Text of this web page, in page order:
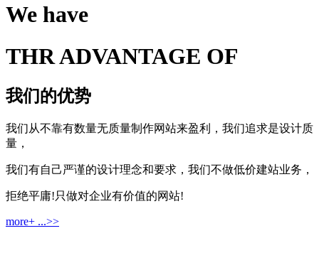
We have
THR ADVANTAGE OF
我们的优势
我们从不靠有数量无质量制作网站来盈利，我们追求是设计质
量，
我们有自己严谨的设计理念和要求，我们不做低价建站业务，
拒绝平庸!只做对企业有价值的网站!
more+ ...>>